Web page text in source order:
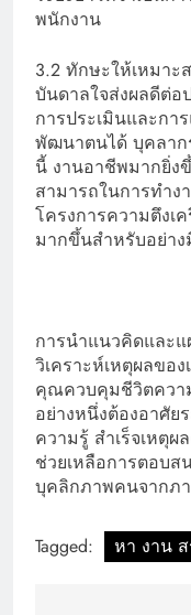
พนักงาน
3.2 ทักษะให้เหมา
บันดาลใจส่งผลดีต่อ
การประเมินและกา
พัฒนาตนได้ บุคลาก
นี้ งานอาชีพมากยิ่ง
สามารถในการทำง
โครงการความตึงเ
มากขึ้นสำหรับอย่า
การนำแนวคิดและ
วิเคราะห์เหตุผลขอ
คุณควบคุมชีวิตควา
อย่างหนึ่งต้องอาศัย
ความรู้ สำเร็จเหตุ
ช่วยเหลือการตอบ
บุคลิกภาพคนจากภ
Tagged: หา งาน